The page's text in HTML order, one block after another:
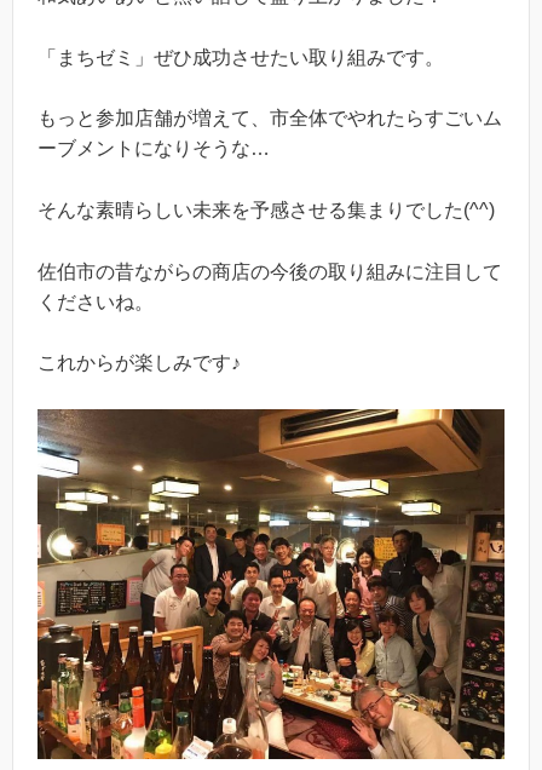
「まちゼミ」ぜひ成功させたい取り組みです。
もっと参加店舗が増えて、市全体でやれたらすごいム
ーブメントになりそうな…
そんな素晴らしい未来を予感させる集まりでした(^^)
佐伯市の昔ながらの商店の今後の取り組みに注目して
くださいね。
これからが楽しみです♪